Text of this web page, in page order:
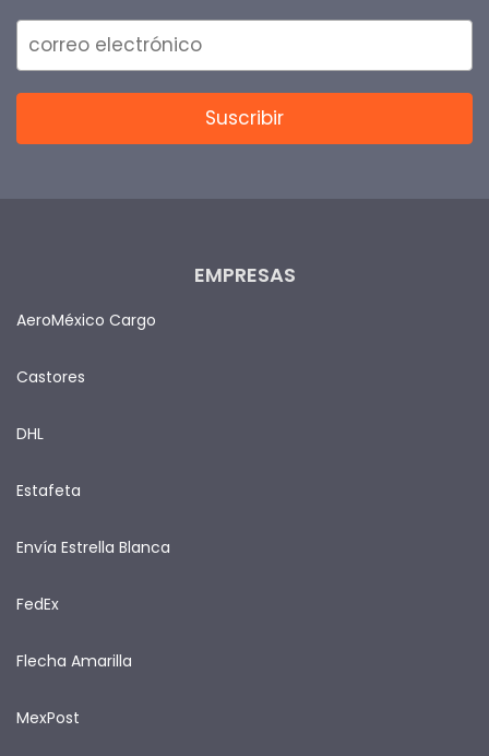
EMPRESAS
AeroMéxico Cargo
Castores
DHL
Estafeta
Envía Estrella Blanca
FedEx
Flecha Amarilla
MexPost